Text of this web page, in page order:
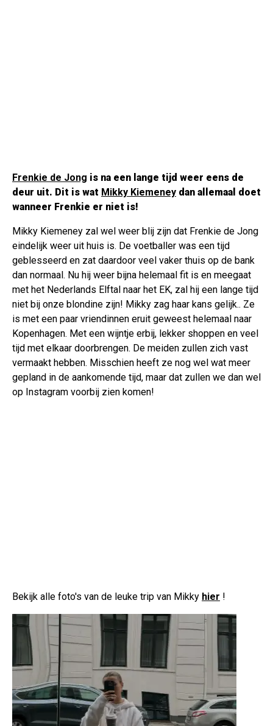
Frenkie de Jong is na een lange tijd weer eens de
deur uit. Dit is wat Mikky Kiemeney dan allemaal doet
wanneer Frenkie er niet is!
Mikky Kiemeney zal wel weer blij zijn dat Frenkie de Jong
eindelijk weer uit huis is. De voetballer was een tijd
geblesseerd en zat daardoor veel vaker thuis op de bank
dan normaal. Nu hij weer bijna helemaal fit is en meegaat
met het Nederlands Elftal naar het EK, zal hij een lange tijd
niet bij onze blondine zijn! Mikky zag haar kans gelijk.. Ze
is met een paar vriendinnen eruit geweest helemaal naar
Kopenhagen. Met een wijntje erbij, lekker shoppen en veel
tijd met elkaar doorbrengen. De meiden zullen zich vast
vermaakt hebben. Misschien heeft ze nog wel wat meer
gepland in de aankomende tijd, maar dat zullen we dan wel
op Instagram voorbij zien komen!
Bekijk alle foto's van de leuke trip van Mikky hier !